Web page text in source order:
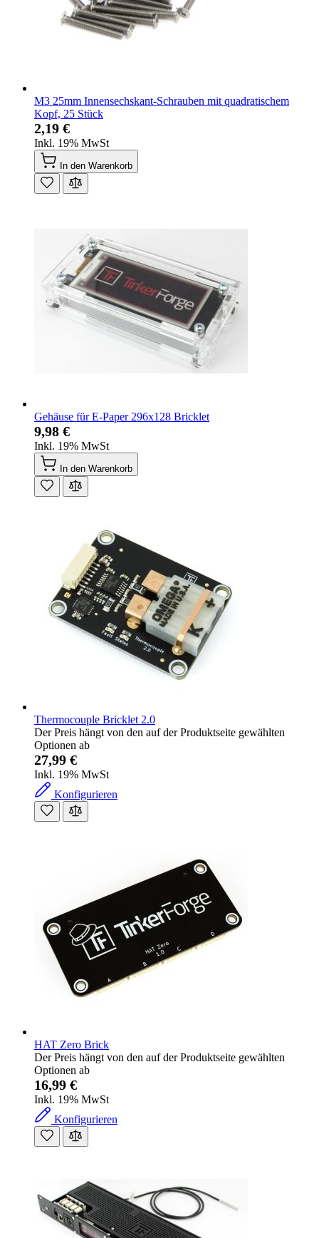
M3 25mm Innensechskant-Schrauben mit quadratischem
Kopf, 25 Stück
2,19 €
Inkl. 19% MwSt
In den Warenkorb
Gehäuse für E-Paper 296x128 Bricklet
9,98 €
Inkl. 19% MwSt
In den Warenkorb
Thermocouple Bricklet 2.0
Der Preis hängt von den auf der Produktseite gewählten
Optionen ab
27,99 €
Inkl. 19% MwSt
Konfigurieren
HAT Zero Brick
Der Preis hängt von den auf der Produktseite gewählten
Optionen ab
16,99 €
Inkl. 19% MwSt
Konfigurieren